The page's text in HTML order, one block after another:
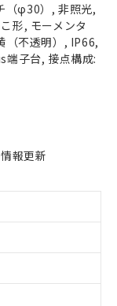
（φ30）, 非照光,
形, モーメンタ
（不透明）, IP66,
端子台, 接点構成:
報更新